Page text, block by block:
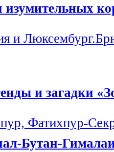
изумительных
и
и загадки
Фатихпур-
Бутан-